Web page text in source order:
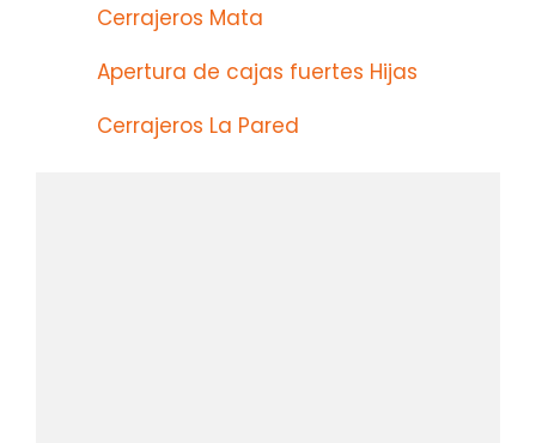
Cerrajeros Mata
Apertura de cajas fuertes Hijas
Cerrajeros La Pared